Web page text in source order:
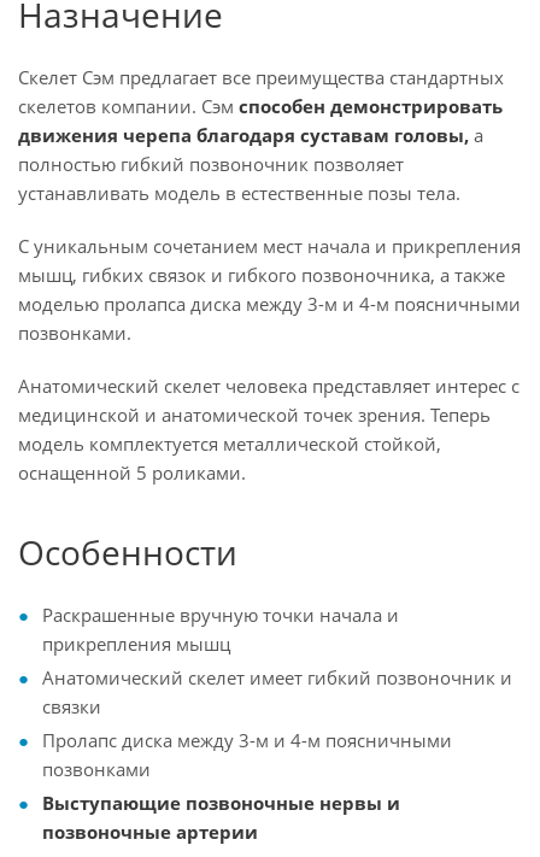
Назначение
Скелет Сэм предлагает все преимущества стандартных
скелетов компании. Сэм способен демонстрировать
движения черепа благодаря суставам головы, а
полностью гибкий позвоночник позволяет
устанавливать модель в естественные позы тела.
С уникальным сочетанием мест начала и прикрепления
мышц, гибких связок и гибкого позвоночника, а также
моделью пролапса диска между 3-м и 4-м поясничными
позвонками.
Анатомический скелет человека представляет интерес с
медицинской и анатомической точек зрения. Теперь
модель комплектуется металлической стойкой,
оснащенной 5 роликами.
Особенности
Раскрашенные вручную точки начала и
прикрепления мышц
Анатомический скелет имеет гибкий позвоночник и
связки
Пролапс диска между 3-м и 4-м поясничными
позвонками
Выступающие позвоночные нервы и
позвоночные артерии